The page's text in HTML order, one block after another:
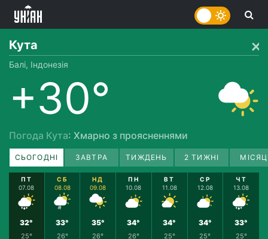
Кута
Балі, Індонезія
+30°
Погода Кута: Хмарно з проясненнями
СЬОГОДНІ ЗАВТРА ТИЖДЕНЬ 2 ТИЖНІ
ПТ
07.08
32°
25°
СБ
08.08
33°
26°
НД
09.08
35°
26°
ПН
10.08
34°
26°
ВТ
11.08
34°
25°
СР
12.08
34°
25°
ЧТ
13.08
33°
25°